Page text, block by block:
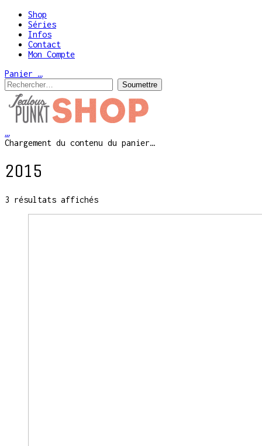
Shop
Séries
Infos
Contact
Mon Compte
Panier …
…
Chargement du contenu du panier…
2015
3 résultats affichés